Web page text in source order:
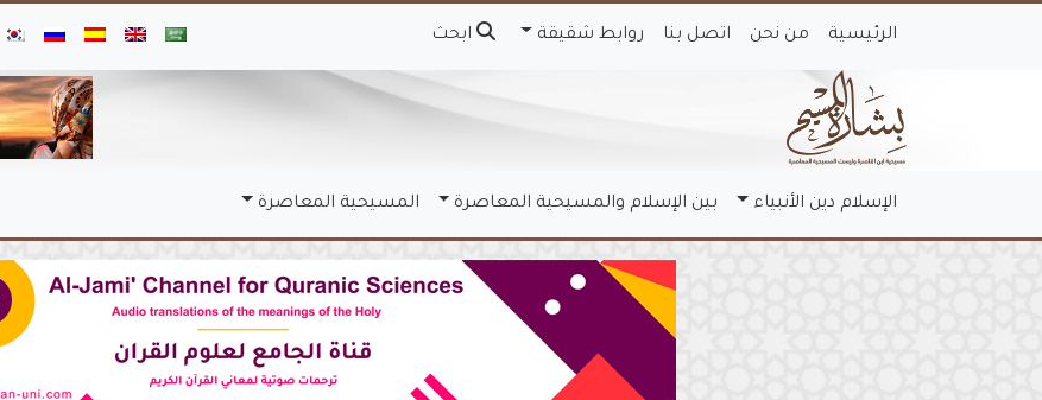
الرئيسية من نحن اتصل بنا روابط شقيقة ابحث
الإسلام دين الأنبياء بين الإسلام والمسيحية المعاصرة المسيحية المعاصرة